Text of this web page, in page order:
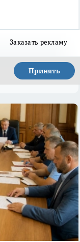
Заказать рекламу
Принять